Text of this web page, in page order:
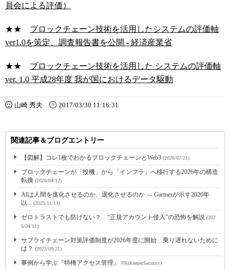
員会による評価）
★★ ブロックチェーン技術を活用したシステムの評価軸
ver1.0を策定、調査報告書を公開 - 経済産業省
★★ ブロックチェーン技術を活用した システムの評価軸
ver. 1.0 平成28年度 我が国におけるデータ駆動
山崎 秀夫 2017/03/30 11:16:31
関連記事＆ブログエントリー
【図解】コレ1枚でわかるブロックチェーンとWeb3 (2026/07/21)
ブロックチェーンが「投機」から「インフラ」へ移行する2026年の構造
転換 (2026/04/12)
AIは人間を進化させるのか、退化させるのか ― Gartnerが示す2026年
以... (2025/11/11)
ゼロトラストでも防げない？ “正規アカウント侵入”の恐怖を解説 (202
6/04/11)
サプライチェーン対策評価制度が2026年度に開始 乗り遅れないために
は？ (2025/09/21)
事例から学ぶ『特権アクセス管理』 PR(KeeperSecurity)